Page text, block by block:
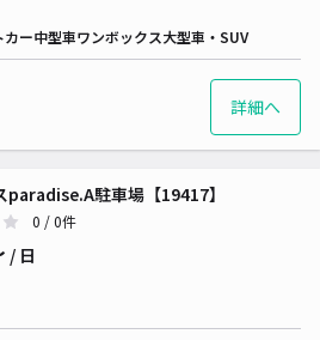
カー中型車ワンボックス大型車・SUV
詳細へ
paradise.A駐車場【19417】
0 / 0件
/ 日